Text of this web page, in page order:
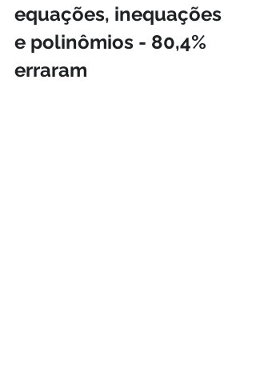
equações, inequações
e polinômios - 80,4%
erraram